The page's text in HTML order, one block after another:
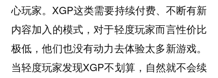
心玩家。XGP这类需要持续付费、不断有新
内容加入的模式，对于轻度玩家而言性价比
极低，他们也没有动力去体验太多新游戏。
当轻度玩家发现XGP不划算，自然就不会续